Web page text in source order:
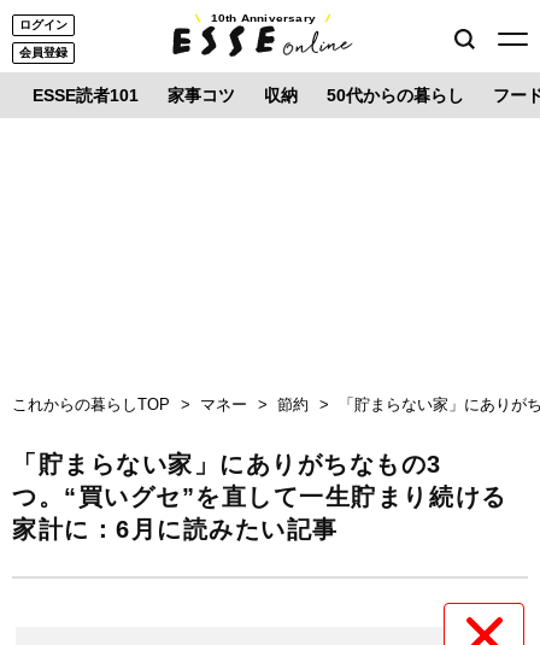
ログイン
会員登録
10th Anniversary
ESSE読者101 家事コツ 収納 50代からの暮らし フー
これからの暮らしTOP マネー 節約 「貯まらない家」にありが
「貯まらない家」にありがちなもの3
つ。“買いグセ”を直して一生貯まり続ける
家計に：6月に読みたい記事